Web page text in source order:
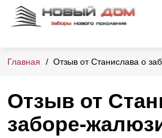
Главная Отзыв от Станислава о
Отзыв от
заборе-